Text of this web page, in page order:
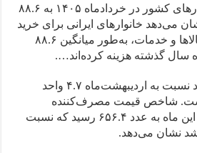
تورم نقطه‌به‌نقطه خانوارهای کشور در خردادماه ۱۴۰۵ به ۸۸.۶
می‌دهد خانوارهای ایرانی برای خرید
مجموعه‌ای یکسان از کالاها و خدمات، به‌طور میانگین ۸۸.۶
سال گذشته هزینه کرده‌اند….
تورم نقطه‌به‌نقطه خرداد نسبت به اردیبهشت‌ماه ۴.۷ واحد
شاخص قیمت مصرف‌کننده
خانوارهای کشور نیز در این ماه به عدد ۶۵۶.۴ رسید که نسبت